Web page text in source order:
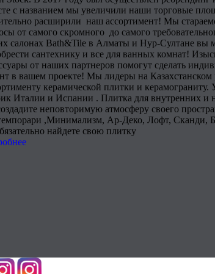
с названием мы увеличили наши торговые
расширили наш ассортимент! Мы
от самого скромного до самого
салонах Bath&Tile в Алматы и Нур-Султане вы
сантехнику и все для ванных комнат!
от наших партнеров помогут сделать
в вашем проекте! Мы лидеры на
керамической плитки и керамограниту.
Италии и Испании . Плитка для внутренних и
неповторимую атмосферу своего
,Минимализм, Ар-Деко, Лофт, Сканди,
найдете свою плитку